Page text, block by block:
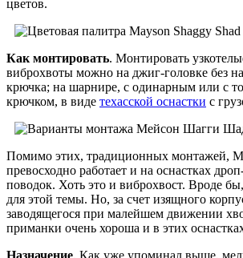
цветов.
Как монтировать. Монтировать
виброхвоты можно на джиг-головке без
крючка; на шарнире, с одинарным или с
крючком, в виде техасской оснастки с
Помимо этих, традиционных монтажей,
превосходно работает и на оснастках
поводок. Хоть это и виброхвост. Вроде
для этой темы. Но, за счет изящного
заводящегося при малейшем движении
приманки очень хороша и в этих
Назначение. Как уже упоминал выше,